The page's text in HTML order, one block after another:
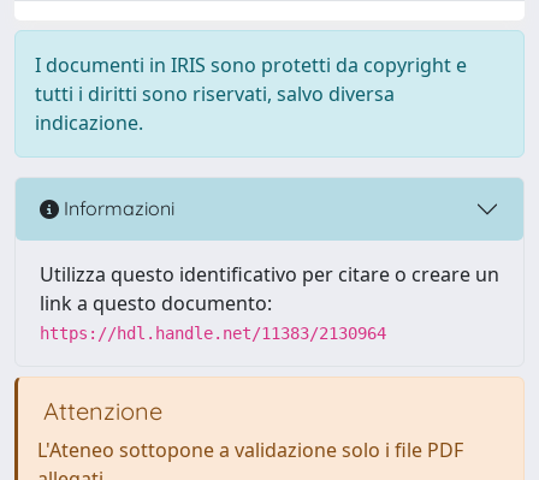
I documenti in IRIS sono protetti da copyright e
tutti i diritti sono riservati, salvo diversa
indicazione.
Informazioni
Utilizza questo identificativo per citare o creare un
link a questo documento:
https://hdl.handle.net/11383/2130964
Attenzione
L'Ateneo sottopone a validazione solo i file PDF